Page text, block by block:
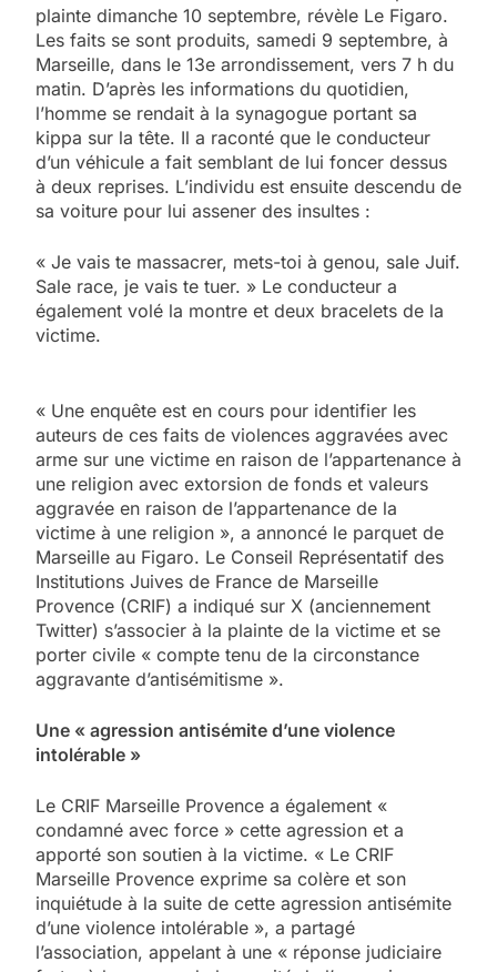
plainte dimanche 10 septembre, révèle Le Figaro.
Les faits se sont produits, samedi 9 septembre, à
Marseille, dans le 13e arrondissement, vers 7 h du
matin. D’après les informations du quotidien,
l’homme se rendait à la synagogue portant sa
kippa sur la tête. Il a raconté que le conducteur
d’un véhicule a fait semblant de lui foncer dessus
à deux reprises. L’individu est ensuite descendu de
sa voiture pour lui assener des insultes :
« Je vais te massacrer, mets-toi à genou, sale Juif.
Sale race, je vais te tuer. » Le conducteur a
également volé la montre et deux bracelets de la
victime.
​​« Une enquête est en cours pour identifier les
auteurs de ces faits de violences aggravées avec
arme sur une victime en raison de l’appartenance à
une religion avec extorsion de fonds et valeurs
aggravée en raison de l’appartenance de la
victime à une religion », a annoncé le parquet de
Marseille au Figaro. Le Conseil Représentatif des
Institutions Juives de France de Marseille
Provence (CRIF) a indiqué sur X (anciennement
Twitter) s’associer à la plainte de la victime et se
porter civile « compte tenu de la circonstance
aggravante d’antisémitisme ».
Une « agression antisémite d’une violence
intolérable »
Le CRIF Marseille Provence a également «
condamné avec force » cette agression et a
apporté son soutien à la victime. « Le CRIF
Marseille Provence exprime sa colère et son
inquiétude à la suite de cette agression antisémite
d’une violence intolérable », a partagé
l’association, appelant à une « réponse judiciaire
2025, l’année la plus